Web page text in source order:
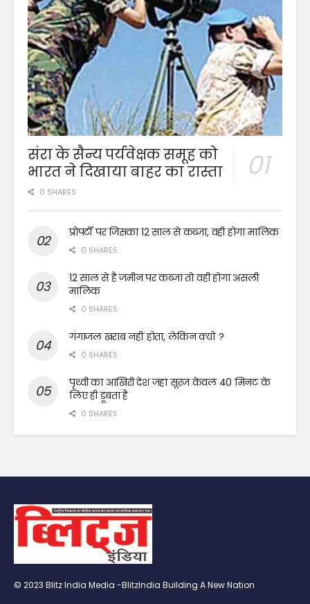
संरा के सैन्य पर्यवेक्षक समूह को
भारत ने दिखाया बाहर का रास्ता
0 SHARES
प्रोपर्टी पर जिसका 12 साल से कब्जा, वही होगा मालिक
0 SHARES
12 साल से है जमीन पर कब्जा तो वही होगा असली
मालिक
0 SHARES
गंगाजल खराब नहीं होता, लेकिन क्यों ?
0 SHARES
पृथ्वी का आखिरी देश जहां सूरज केवल 40 मिनट के
लिए ही डूबता है
0 SHARES
© 2023 Blitz India Media -BlitzIndia Building A New Nation